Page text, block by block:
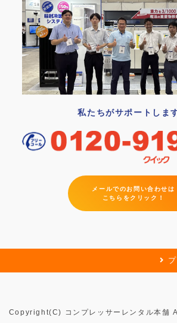
私たちがサポートしま
メールでのお問い合わせは
こちらをクリック！
Copyright(C) コンプレッサーレンタル本